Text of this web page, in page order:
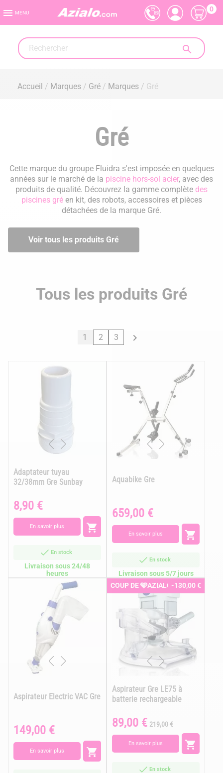
 MENU

0
Accueil Marques Gré Marques Gré
Gré
Cette marque du groupe Fluidra s'est imposée en quelques
années sur le marché de la piscine hors-sol acier, avec des
produits de qualité. Découvrez la gamme complète des
piscines gréen kit, des robots, accessoires et pièces
détachées de la marque Gré.
Voir tous les produits Gré
Tous les produits Gré
1 2 3 
Adaptateur tuyau
32/38mm Gre Sunbay
Prix
8,90 €
En savoir plus 
En stock
Livraison sous 24/48
heures
Aquabike Gre
Prix
659,00 €
En savoir plus 
En stock
Livraison sous 5/7 jours
Aspirateur Electric VAC Gre
Prix
149,00 €
En savoir plus 
COUP DE 🩵AZIALO -130,00 €
Aspirateur Gre LE75 à
batterie rechargeable
Prix
89,00 € Prix
base
219,00 €
En savoir plus 
En stock